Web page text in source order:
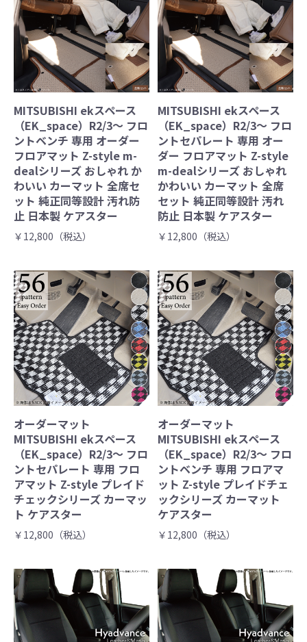
MITSUBISHI ekスペース
（EK_space）R2/3～ フロ
ントベンチ 専用 オーダー
フロアマット Z-style m-
dealシリーズ おしゃれ か
わいい カーマット 全席セ
ット 純正同等設計 汚れ防
止 日本製 ケアスター
￥12,800（税込）
MITSUBISHI ekスペース
（EK_space）R2/3～ フロ
ントセパレート 専用 オー
ダー フロアマット Z-style
m-dealシリーズ おしゃれ
かわいい カーマット 全席
セット 純正同等設計 汚れ
防止 日本製 ケアスター
￥12,800（税込）
オーダーマット
MITSUBISHI ekスペース
（EK_space）R2/3～ フロ
ントセパレート 専用 フロ
アマット Z-style プレイド
チェックシリーズ カーマッ
ト ケアスター
￥12,800（税込）
オーダーマット
MITSUBISHI ekスペース
（EK_space）R2/3～ フロ
ントベンチ 専用 フロアマ
ット Z-style プレイドチェ
ックシリーズ カーマット
ケアスター
￥12,800（税込）